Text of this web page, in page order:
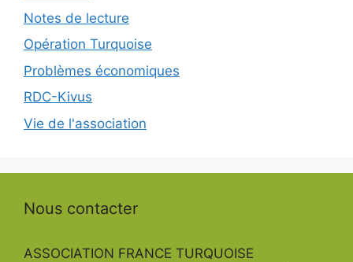
Notes de lecture
Opération Turquoise
Problèmes économiques
RDC-Kivus
Vie de l'association
Nous contacter
ASSOCIATION FRANCE TURQUOISE